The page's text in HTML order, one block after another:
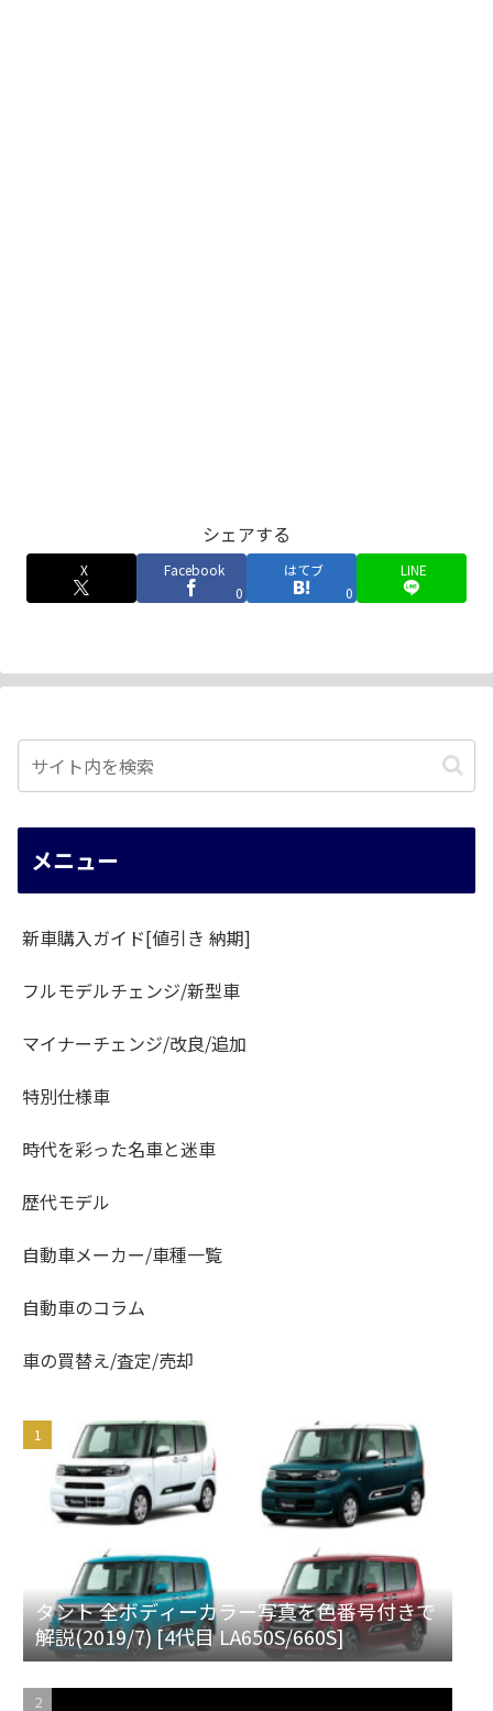
シェアする
X
Facebook
0
はてブ
0
LINE
メニュー
新車購入ガイド[値引き 納期]
フルモデルチェンジ/新型車
マイナーチェンジ/改良/追加
特別仕様車
時代を彩った名車と迷車
歴代モデル
自動車メーカー/車種一覧
自動車のコラム
車の買替え/査定/売却
タント 全ボディーカラー写真を色番号付きで
解説(2019/7) [4代目 LA650S/660S]